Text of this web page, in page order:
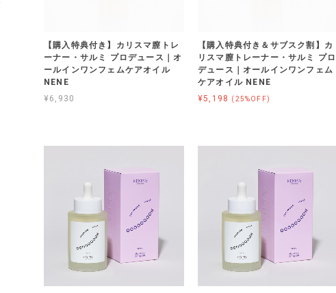
【購入特典付き】カリスマ膣トレ
ーナー・サルミ プロデュース｜オ
ールインワンフェムケアオイル
NENE
¥6,930
【購入特典付き＆サブスク割】カ
リスマ膣トレーナー・サルミ プロ
デュース｜オールインワンフェム
ケアオイル NENE
¥5,198
(25%OFF)